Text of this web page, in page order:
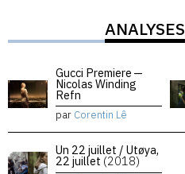
ANALYSES
Gucci Premiere —
Nicolas Winding
Refn
par Corentin Lê
Un 22 juillet / Utøya,
22 juillet (2018)